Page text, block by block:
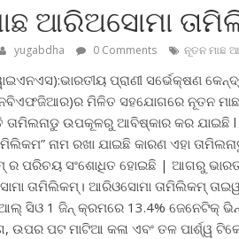
ଆରିଅସୋମା
yugabdha 0 Comments ନୂତନ ମାଛ
ପ୍ରାଣୀ ସର୍ଭେକ୍ଷଣ
ମିଳିତ ସହଯୋଗରେ ନୂତନ
ଉପକୂଳରୁ ଆବିଷ୍କାର କର ଯାଇଛି l
ନାମ ରଖା ଯାଇଛି କାରଣ ଏହା
ପରିଚୟ ସଂଶୋଧିତ ହୋଇଛି | ଆଗରୁ
ତାମିଲିକମ୍। ଆରିଓସୋମା ତାମିଲିକମ୍
ସିଓ 1 ଜିନ୍ କ୍ରମରେ 13.4% ଜେନେଟିକ୍
ଉପର ପଟ ମାଟିଆ କଳା ଏବଂ ତଳ ପାର୍ଶ୍ୱ